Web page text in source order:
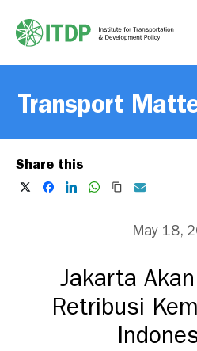
Transport
Share this
May 18,
Jakarta
Retribusi